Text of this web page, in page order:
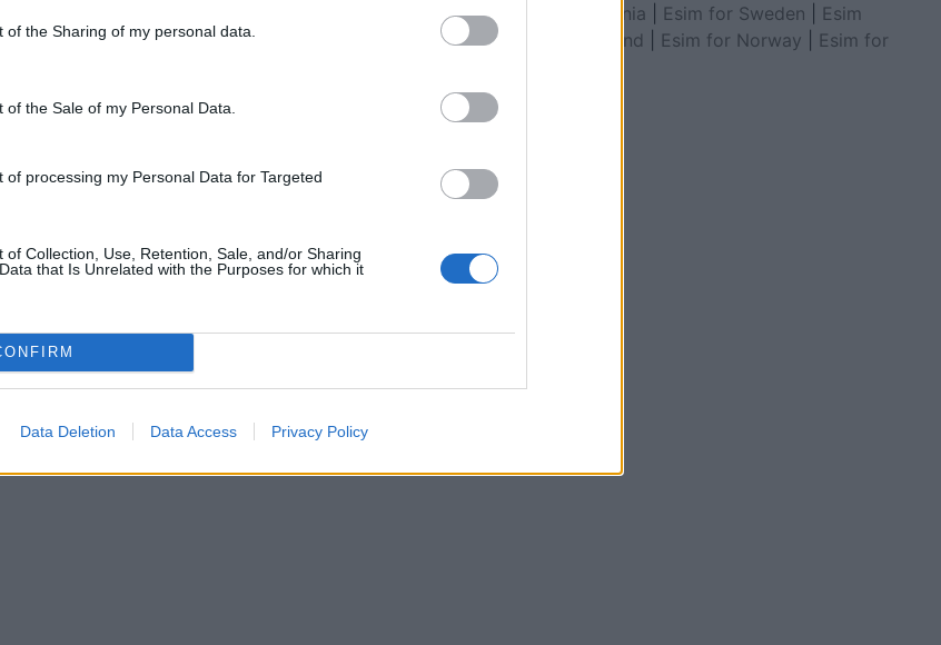
of the Sharing of my personal data.
of the Sale of my Personal Data.
of processing my Personal Data for Targeted
of Collection, Use, Retention, Sale, and/or Sharing
that Is Unrelated with the Purposes for which it
Data Deletion Data Access Privacy Policy
kontrollon shtëpinë
Donald Trump
Macedonia
Esim for Sweden
Esim
for Finland
Esim for Norway
Esim for